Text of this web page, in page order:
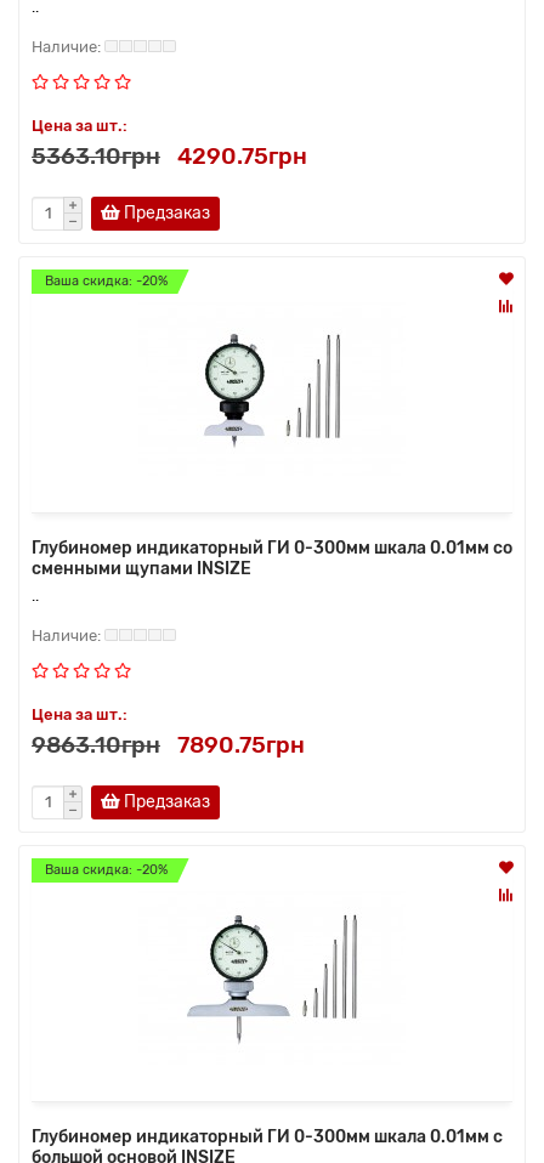
Цена за шт.:
5363.10грн 4290.75грн
Предзаказ
Ваша скидка: -20%
Глубиномер индикаторный ГИ 0-300мм шкала 0.01мм со
сменными щупами INSIZE
Цена за шт.:
9863.10грн 7890.75грн
Предзаказ
Ваша скидка: -20%
Глубиномер индикаторный ГИ 0-300мм шкала 0.01мм с
большой основой INSIZE